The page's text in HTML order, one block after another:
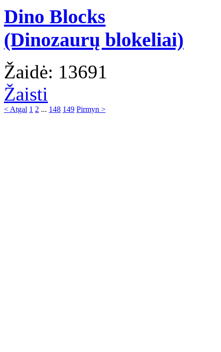
Dino Blocks
(Dinozaurų blokeliai)
Žaidė: 13691
Žaisti
< Atgal 1 2 ... 148 149 Pirmyn >